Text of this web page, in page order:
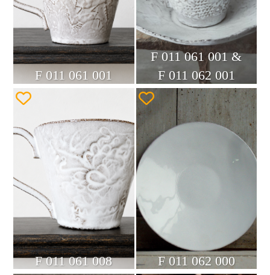
F 011 061 001
F 011 061 001 &
F 011 062 001
F 011 061 008 F 011 062 000